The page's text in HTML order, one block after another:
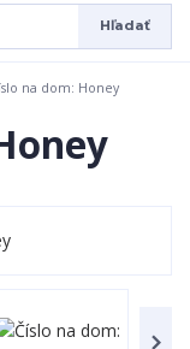
Hľadať
na dom: Honey